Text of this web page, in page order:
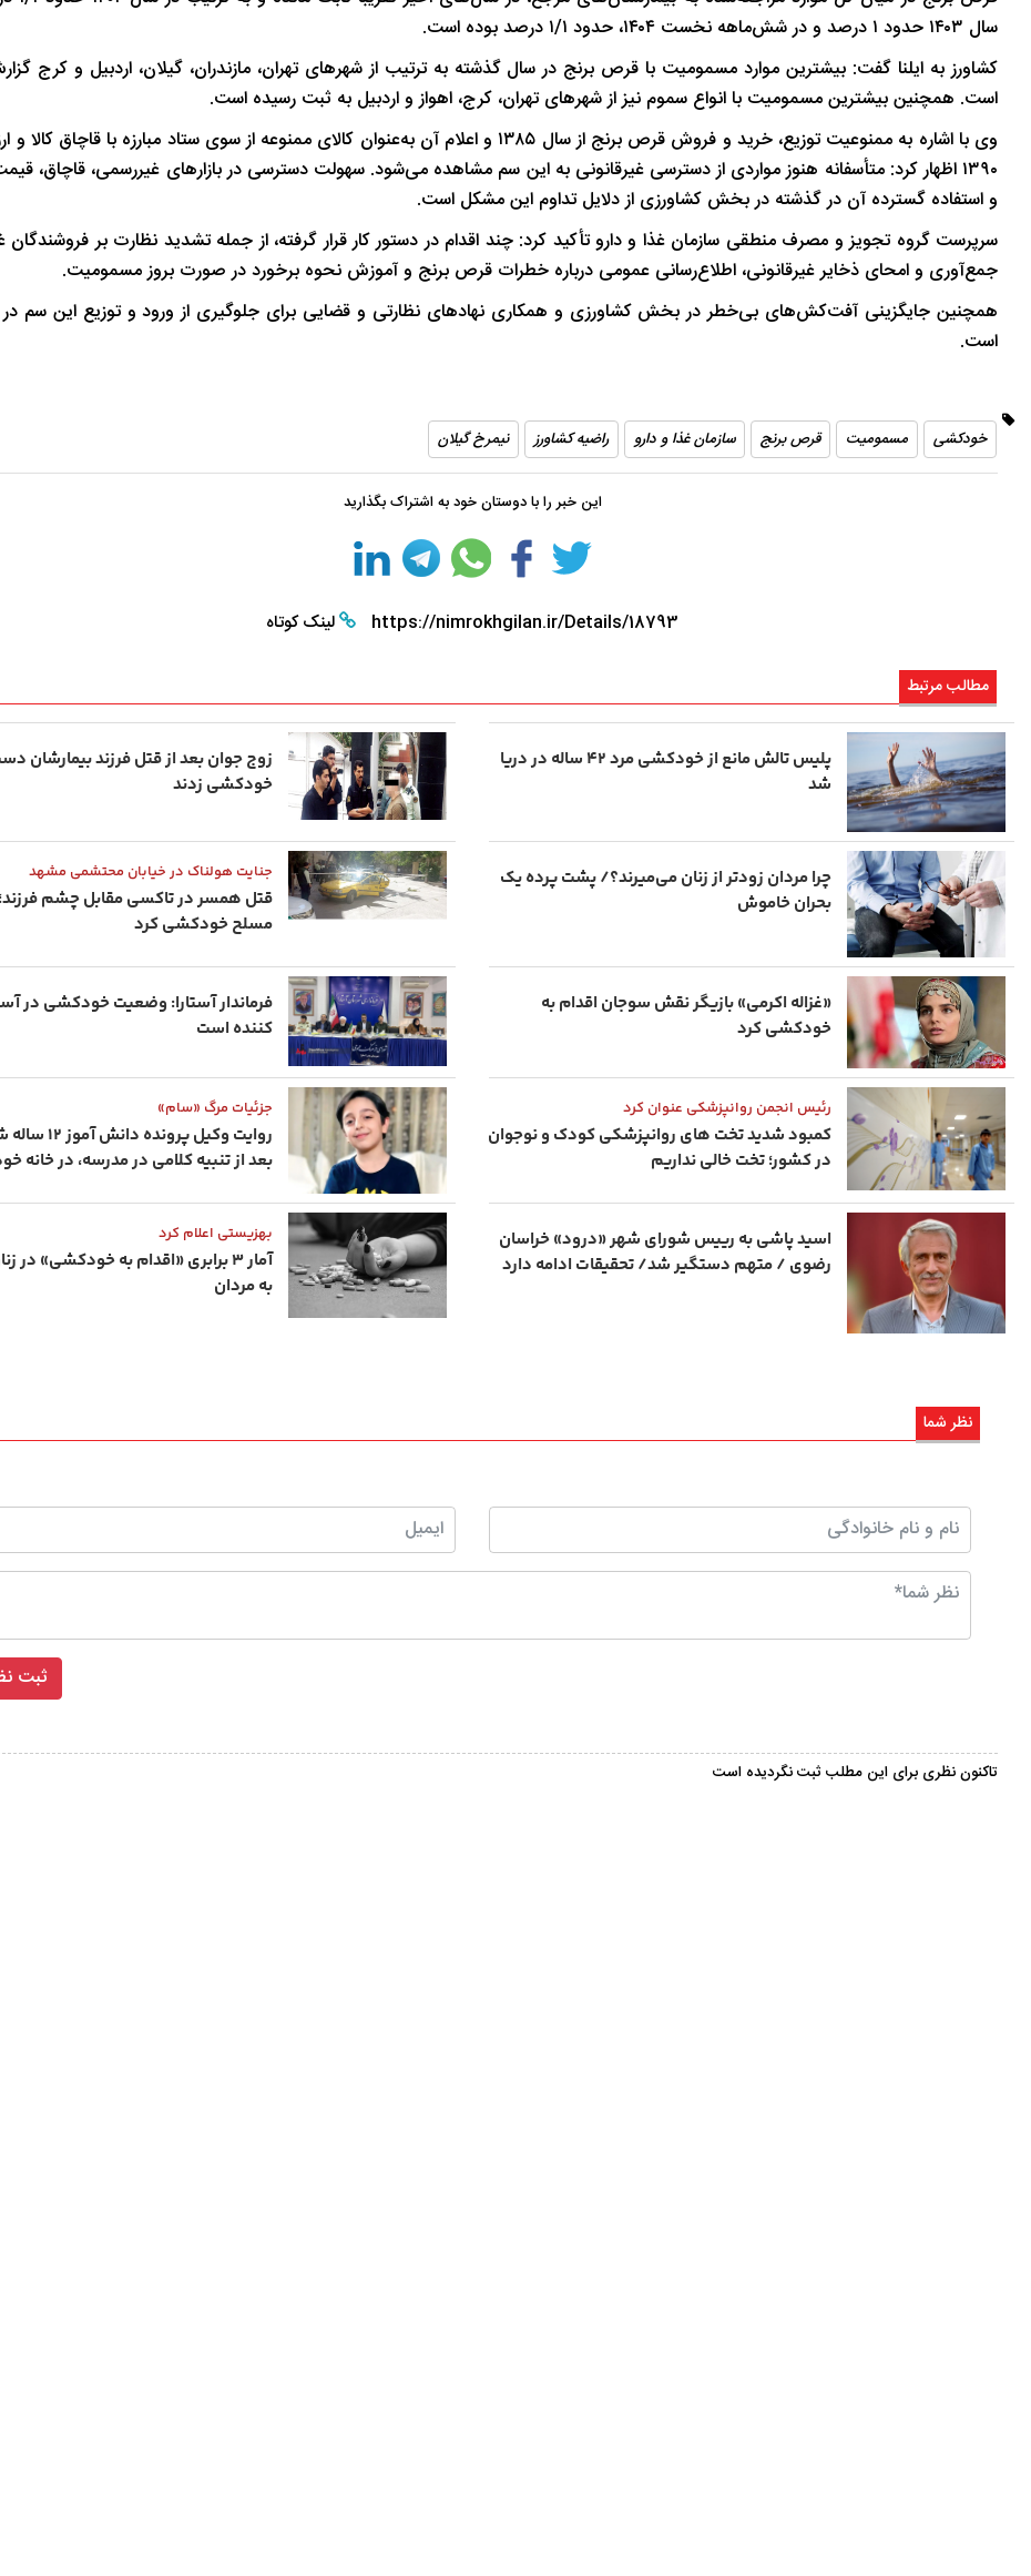
سال ۱۴۰۳ حدود ۱ درصد و در شش‌ماهه نخست ۱۴۰۴، حدود ۱/۱ درصد بوده است.
کشاورز به ایلنا گفت: بیشترین موارد مسمومیت با قرص برنج در سال گذشته به ترتیب از شهرهای تهران، مازندران، گیلان، اردبیل و کرج
است. همچنین بیشترین مسمومیت با انواع سموم نیز از شهرهای تهران، کرج، اهواز و اردبیل به ثبت رسیده است.
وی با اشاره به ممنوعیت توزیع، خرید و فروش قرص برنج از سال ۱۳۸۵ و اعلام آن به‌عنوان کالای ممنوعه از سوی ستاد مبارزه با قاچاق
۱۳۹۰ اظهار کرد: متأسفانه هنوز مواردی از دسترسی غیرقانونی به این سم مشاهده می‌شود. سهولت دسترسی در بازارهای غیررسمی، قاچاق،
و استفاده گسترده آن در گذشته در بخش کشاورزی از دلایل تداوم این مشکل است.
سرپرست گروه تجویز و مصرف منطقی سازمان غذا و دارو تأکید کرد: چند اقدام در دستور کار قرار گرفته، از جمله تشدید نظارت بر فروشندگان
جمع‌آوری و امحای ذخایر غیرقانونی، اطلاع‌رسانی عمومی درباره خطرات قرص برنج و آموزش نحوه برخورد در صورت بروز مسمومیت.
همچنین جایگزینی آفت‌کش‌های بی‌خطر در بخش کشاورزی و همکاری نهادهای نظارتی و قضایی برای جلوگیری از ورود و توزیع این سم در
است.
خودکشی مسمومیت قرص برنج سازمان غذا و دارو راضیه کشاورز نیمرخ گیلان
این خبر را با دوستان خود به اشتراک بگذارید
https://nimrokhgilan.ir/Details/18793 لینک کوتاه
مطالب مرتبط
پلیس تالش مانع از خودکشی مرد ۴۲ ساله در دریا
شد
زوج جوان بعد از قتل فرزند بیمارشان
خودکشی زدند
چرا مردان زودتر از زنان می‌میرند؟/ پشت پرده یک
بحران خاموش
جنایت هولناک در خیابان محتشمی مشهد
قتل همسر در تاکسی مقابل چشم
مسلح خودکشی کرد
«غزاله اکرمی» بازیگر نقش سوجان اقدام به
خودکشی کرد
فرماندار آستارا: وضعیت خودکشی در
کننده است
رئیس انجمن روانپزشکی عنوان کرد
کمبود شدید تخت های روانپزشکی کودک و نوجوان
در کشور؛ تخت خالی نداریم
جزئیات مرگ «سام»
روایت وکیل
بعد از تنبیه کلامی در مدرسه، در خانه
اسید پاشی به رییس شورای شهر «درود» خراسان
رضوی / متهم دستگیر شد/ تحقیقات ادامه دارد
بهزیستی اعلام کرد
آمار ۳ برابری «اقدام به خودکشی» در
به مردان
نظر شما
تاکنون نظری برای این مطلب ثبت نگردیده است
شب های همیشه روشن رشت در دل روستاهای گیلان